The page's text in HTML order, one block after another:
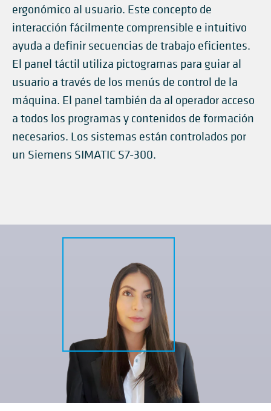
ergonómico al usuario. Este concepto de
interacción fácilmente comprensible e intuitivo
ayuda a definir secuencias de trabajo eficientes.
El panel táctil utiliza pictogramas para guiar al
usuario a través de los menús de control de la
máquina. El panel también da al operador acceso
a todos los programas y contenidos de formación
necesarios. Los sistemas están controlados por
un Siemens SIMATIC S7-300.